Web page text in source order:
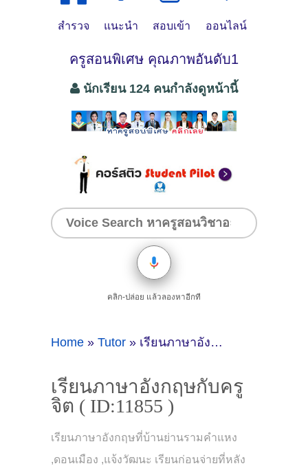
สำรวจ แนะนำ สอบเข้า ออนไลน์
ครูสอนพิเศษ คุณภาพอันดับ1
นักเรียน 124 คนกำลังดูหน้านี้
คลิก-ปล่อย แล้วลองหาอีกที
Home » Tutor » เรียนภาษาอังกฤษกับครูจิต ( ID:11855 )
เรียนภาษาอังกฤษกับครู
จิต ( ID:11855 )
เรียนภาษาอังกฤษที่บ้านย่านรามคำแหง
,ดอนเมือง ,แจ้งวัฒนะ เรียนก่อนจ่ายที่หลัง